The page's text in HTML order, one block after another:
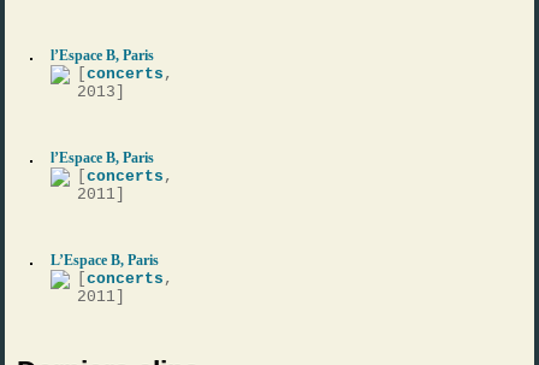
l’Espace B, Paris
[concerts ,
2013]
l’Espace B, Paris
[concerts ,
2011]
L’Espace B, Paris
[concerts ,
2011]